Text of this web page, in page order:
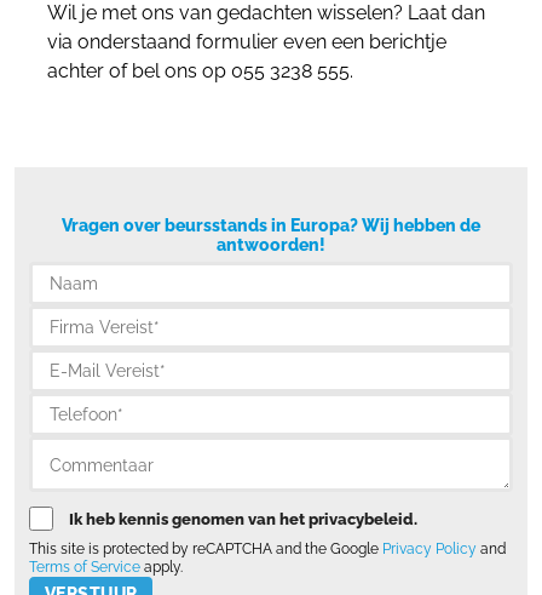
Wil je met ons van gedachten wisselen? Laat dan
via onderstaand formulier even een berichtje
achter of bel ons op 055 3238 555.
Vragen over beursstands in Europa? Wij hebben de
antwoorden!
Ik heb kennis genomen van het privacybeleid.
This site is protected by reCAPTCHA and the Google Privacy Policy and
Terms of Service apply.
Please leave this field empty.